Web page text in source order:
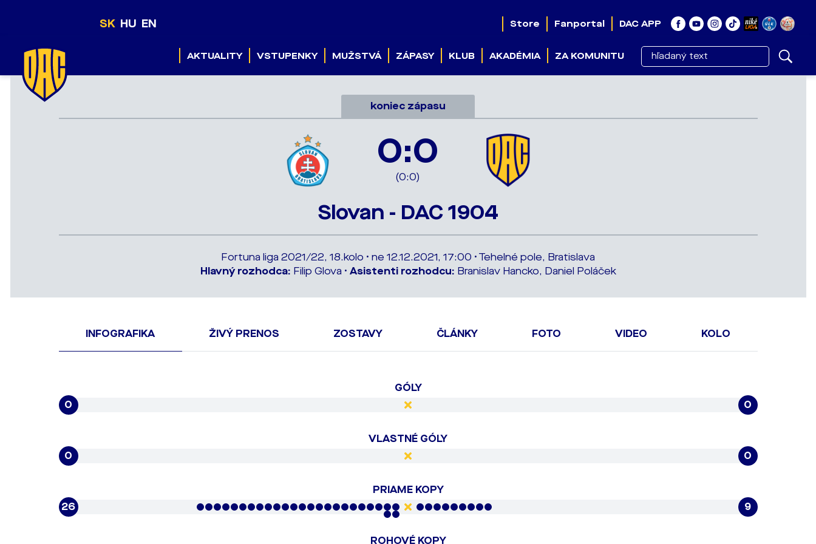
SK HU EN Store Fanportal DAC APP
AKTUALITY VSTUPENKY MUŽSTVÁ ZÁPASY KLUB AKADÉMIA ZA KOMUNITU
koniec zápasu
0:0
(0:0)
Slovan - DAC 1904
Fortuna liga 2021/22, 18.kolo • ne 12.12.2021, 17:00 • Tehelné pole, Bratislava
Hlavný rozhodca: Filip Glova • Asistenti rozhodcu: Branislav Hancko, Daniel Poláček
INFOGRAFIKA ŽIVÝ PRENOS ZOSTAVY ČLÁNKY FOTO VIDEO KOLO
GÓLY
0
0
VLASTNÉ GÓLY
0
0
PRIAME KOPY
26
9
ROHOVÉ KOPY